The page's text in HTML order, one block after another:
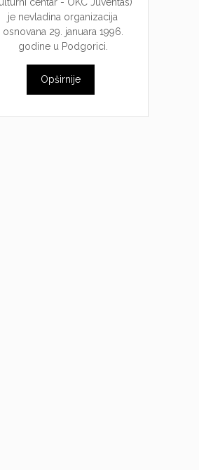
je nevladina organizacija
osnovana 29. januara 1996.
godine u Podgorici.
Opširnije